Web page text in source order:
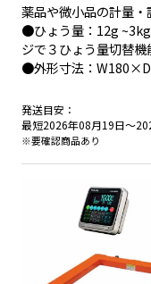
薬品や微小品の計量
●ひょう量：12g
ジで３ひょう量切替機
●外形寸法：
・全機種、正確性と安
・重量モード・個数
・専用ＡＣアダプタ/
・携帯や保管に便利
発送目安：
最短2026年08月19日～
※要確認商品あり